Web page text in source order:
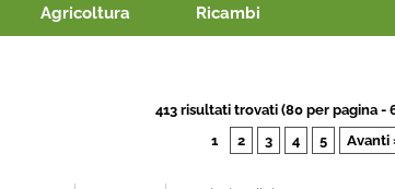
Agricoltura Ricambi
413 risultati trovati (80 per pagina -
1
2 3 4 5 Avanti